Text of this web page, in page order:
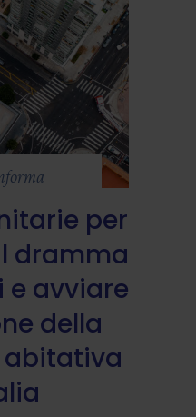
per
dramma
avviare
della
abitativa